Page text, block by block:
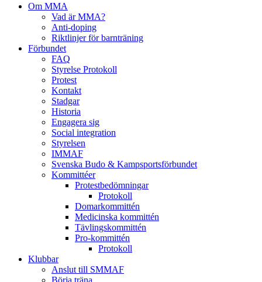
Om MMA
Vad är MMA?
Anti-doping
Riktlinjer för barnträning
Förbundet
FAQ
Styrelse Protokoll
Protest
Kontakt
Stadgar
Historia
Engagera sig
Social integration
Styrelsen
IMMAF
Svenska Budo & Kampsportsförbundet
Kommittéer
Protestbedömningar
Protokoll
Domarkommittén
Medicinska kommittén
Tävlingskommittén
Pro-kommittén
Protokoll
Klubbar
Anslut till SMMAF
Börja träna